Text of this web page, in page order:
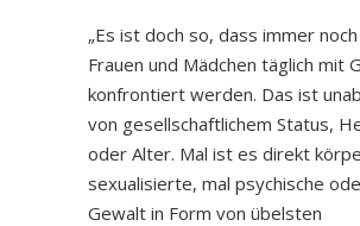
„Es ist doch so, dass immer
Frauen und Mädchen täglich mit
konfrontiert werden. Das ist
von gesellschaftlichem Status,
oder Alter. Mal ist es direkt
sexualisierte, mal psychische
Gewalt in Form von übelsten